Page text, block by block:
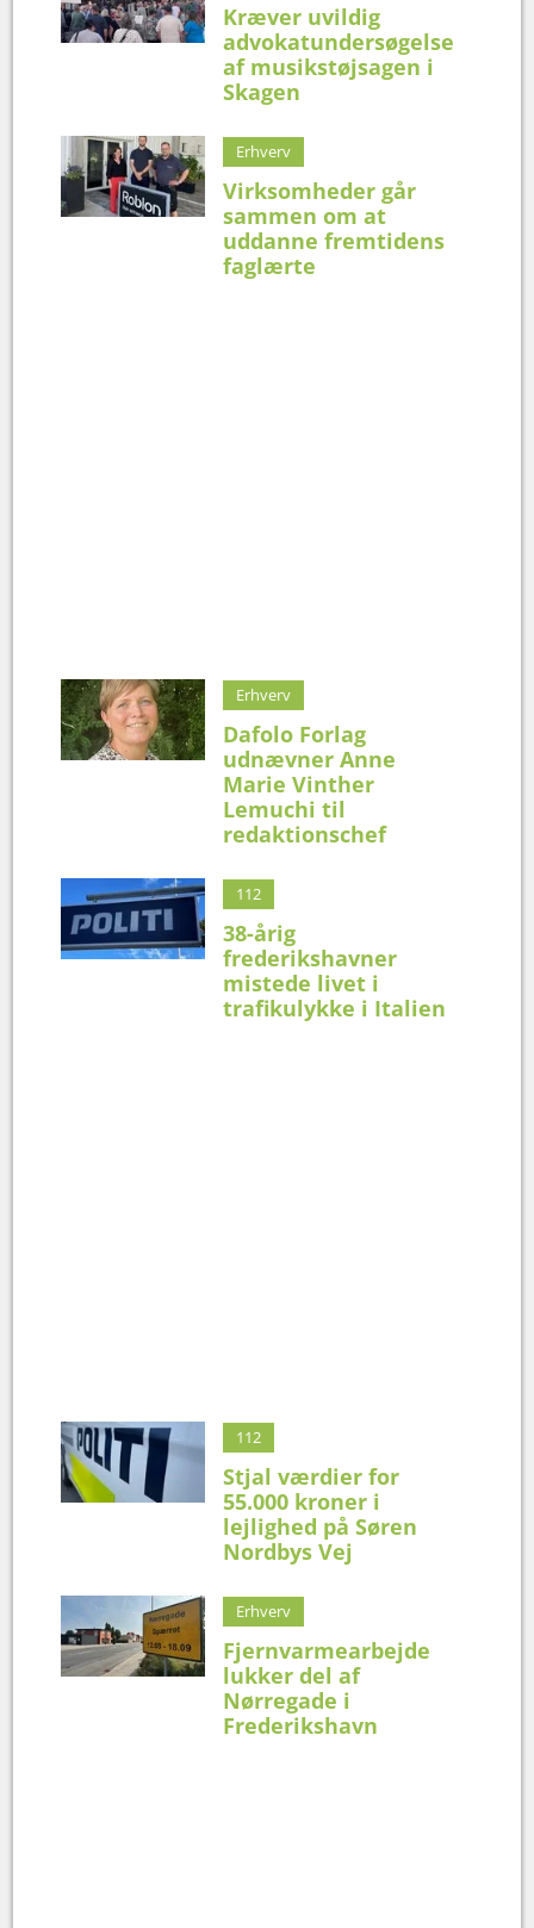
Kræver uvildig
advokatundersøgelse
af musikstøjsagen i
Skagen
Erhverv
Virksomheder går
sammen om at
uddanne fremtidens
faglærte
Erhverv
Dafolo Forlag
udnævner Anne
Marie Vinther
Lemuchi til
redaktionschef
112
38-årig
frederikshavner
mistede livet i
trafikulykke i Italien
112
Stjal værdier for
55.000 kroner i
lejlighed på Søren
Nordbys Vej
Erhverv
Fjernvarmearbejde
lukker del af
Nørregade i
Frederikshavn